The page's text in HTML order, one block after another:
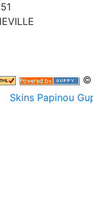
©
Skins Papinou